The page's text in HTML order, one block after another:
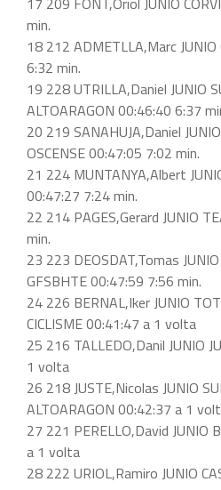
min.
18 212 ADMETLLA,Marc JUNIO
6:32 min.
19 228 UTRILLA,Daniel JUNIO
ALTOARAGON 00:46:40 6:37
20 219 SANAHUJA,Daniel
OSCENSE 00:47:05 7:02 min.
21 224 MUNTANYA,Albert
00:47:27 7:24 min.
22 214 PAGES,Gerard JUNIO
min.
23 223 DEOSDAT,Tomas
GFSBHTE 00:47:59 7:56 min.
24 226 BERNAL,Iker JUNIO
CICLISME 00:41:47 a 1 volta
25 216 TALLEDO,Danil JUNIO
1 volta
26 218 JUSTE,Nicolas JUNIO
ALTOARAGON 00:42:37 a 1
27 221 PERELLO,David JUNIO
a 1 volta
28 222 URIOL,Ramiro JUNIO